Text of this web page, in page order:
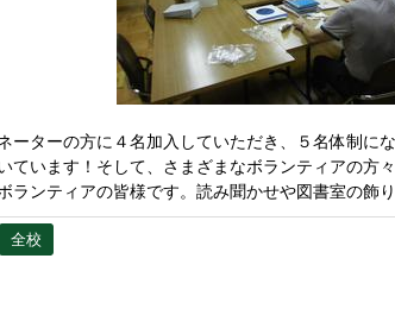
ーターの方に４名加入していただき、５名体制に
ています！そして、さまざまなボランティアの方
ランティアの皆様です。読み聞かせや図書室の飾
全校